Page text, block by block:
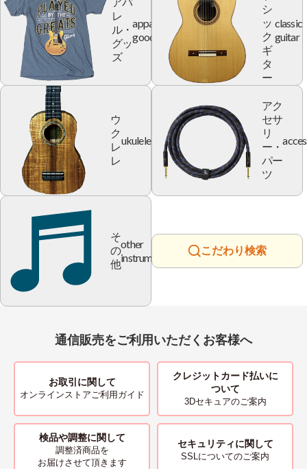
レ
ル・
グッ
ズ
apparel
goods
シ
ッ
ク
ギ
タ
ー
classic
guitar
ウ
ク
レ
レ
ukulele
アク
セサ
リ
ー・
パー
ツ
そ
の
他
other
instrument
こだわり検索
通信販売をご利用いただくお客様へ
お取引に関して
オンラインストアご利用ガイド
クレジットカード払いに
ついて
3Dセキュアのご案内
検品や調整に関して
調整済商品を
お届けさせて頂きます
セキュリティに関して
SSLについてのご案内